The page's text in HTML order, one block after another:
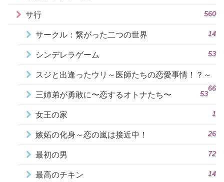
サ行 560
サークル：繋がった二つの世界 14
シンデレラゲーム 53
スジと出逢ったウリ～医師たちの恋愛事情！？～
66
三姉弟が勇敢に〜恋するオトナたち〜 53
女王の家 1
嫉妬の化身～恋の嵐は接近中！ 26
最初の男 72
最高のチキン 14